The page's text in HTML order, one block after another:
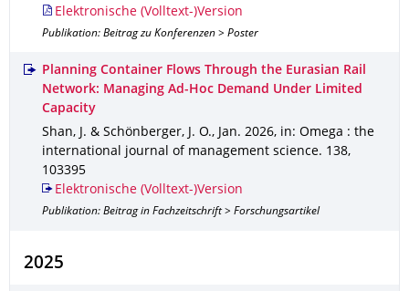
Elektronische (Volltext-)Version
Publikation: Beitrag zu Konferenzen > Poster
Planning Container Flows Through the Eurasian Rail
Network: Managing Ad-Hoc Demand Under Limited
Capacity
Shan, J. & Schönberger, J. O., Jan. 2026, in: Omega : the
international journal of management science. 138,
103395
Elektronische (Volltext-)Version
Publikation: Beitrag in Fachzeitschrift > Forschungsartikel
2025